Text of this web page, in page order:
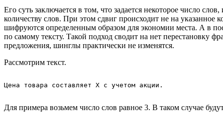
Его суть заключается в том, что задается некоторое число
количеству слов. При этом сдвиг происходит не на
шифруются определенным образом для экономии места. А в
по самому тексту. Такой подход сводит на нет перестановку
предложения, шинглы практически не изменятся.
Рассмотрим текст.
Для примера возьмем число слов равное 3. В таком случае